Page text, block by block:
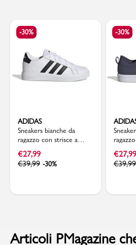
-30%
ADIDAS
Sneakers bianche da
ragazzo con strisce a
contrasto adidas Grand
Court 2.0 K
€27,99
€39,99 -30%
-30%
2.0 K
€27,99
€39,99
Articoli PMagazine